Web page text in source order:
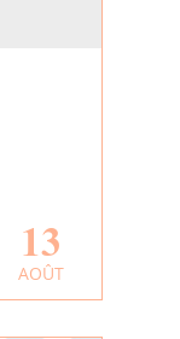
13
AOÛT